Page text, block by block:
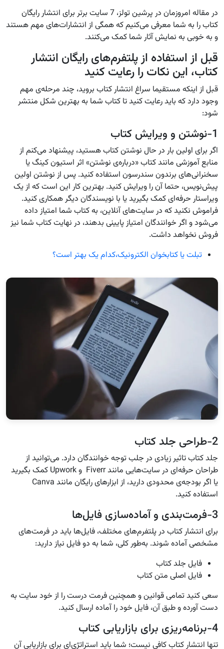
در مقاله‌ امروزمان در پرشین تولز، 7 سایت برتر برای انتشار رایگان
کتاب را به شما معرفی می‌کنیم که همگی از انتشارات‌های مهم هستند
و به خوبی به نمایش آثار شما کمک می‌کنند.
قبل از استفاده از پلتفرم‌های رایگان انتشار
کتاب، این نکات را رعایت کنید
قبل از اینکه مستقیما سراغ انتشار کتاب بروید، چند مرحله‌ی مهم
وجود دارد که باید رعایت کنید تا کتاب شما به بهترین شکل منتشر
شود:
1-نوشتن و ویرایش کتاب
اگر برای اولین بار در حال نوشتن کتاب هستید، پیشنهاد می‌کنم از
منابع آموزشی مانند کتاب «درباره‌ی نوشتن» اثر استیون کینگ یا
سخنرانی‌های برندون سندرسون استفاده کنید. پس از نوشتن اولین
پیش‌نویس، حتما آن را ویرایش کنید. بهترین کار این است که از یک
ویراستار حرفه‌ای کمک بگیرید یا با نویسندگان دیگر همکاری کنید.
فراموش نکنید که در سایت‌های آنلاین، به کتاب شما امتیاز داده
می‌شود و اگر خوانندگان امتیاز پایینی بدهند، در نهایت کتاب شما نیز
فروش نخواهد داشت.
تبلت یا کتابخوان الکترونیک،کدام یک بهتر است؟
2-طراحی جلد کتاب
جلد کتاب تاثیر زیادی در جلب توجه خوانندگان دارد. می‌توانید از
طراحان حرفه‌ای در سایت‌هایی مانند Fiverr و Upwork کمک بگیرید
یا اگر بودجه‌ی محدودی دارید، از ابزارهای رایگان مانند Canva
استفاده کنید.
3-فرمت‌بندی و آماده‌سازی فایل‌ها
برای انتشار کتاب در پلتفرم‌های مختلف، فایل‌ها باید در فرمت‌های
مشخصی آماده شوند. به‌طور کلی، شما به دو فایل نیاز دارید:
فایل جلد کتاب
فایل اصلی متن کتاب
سعی کنید تمامی قوانین و همچنین فرمت درست را از خود سایت به
دست آورده و طبق آن، فایل خود را آماده ارسال کنید.
4-برنامه‌ریزی برای بازاریابی کتاب
تنها انتشار کتاب کافی نیست؛ شما باید استراتژی‌ای برای بازاریابی آن